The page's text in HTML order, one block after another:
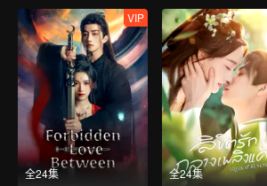
全24集
VIP
全24集